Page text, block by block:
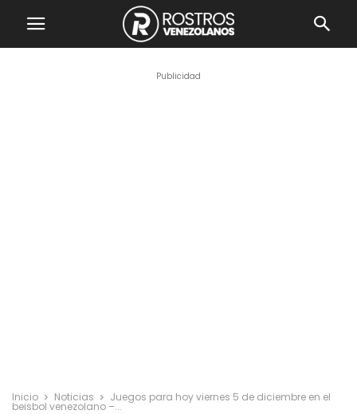
Publicidad
Inicio Noticias Juegos para hoy viernes 5 de diciembre en el
beisbol venezolano –...